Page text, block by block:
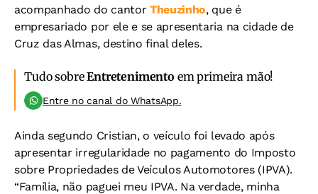
acompanhado do cantor Theuzinho, que é
empresariado por ele e se apresentaria na cidade de
Cruz das Almas, destino final deles.
Tudo sobreEntretenimento em primeira mão!
Entre no canal do WhatsApp.
Ainda segundo Cristian, o veículo foi levado após
apresentar irregularidade no pagamento do Imposto
sobre Propriedades de Veículos Automotores (IPVA).
“Família, não paguei meu IPVA. Na verdade, minha